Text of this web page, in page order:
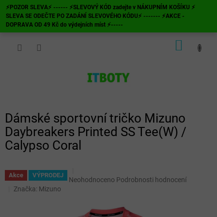
Přejít
na
obsah
⚡POZOR SLEVA⚡ ------ ⚡SLEVOVÝ KÓD zadejte v NÁKUPNÍM KOŠÍKU ⚡
SLEVA SE ODEČTE PO ZADÁNÍ SLEVOVÉHO KÓDU⚡ ------- ⚡AKCE -
DOPRAVA OD 49 Kč do výdejních míst ⚡-----
Dámské sportovní tričko Mizuno
Daybreakers Printed SS Tee(W) /
Calypso Coral
Akce VÝPRODEJ
Průměrné
Neohodnoceno Podrobnosti hodnocení
Značka: Mizuno